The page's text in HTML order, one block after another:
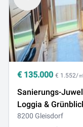
€ 135.000 € 1.552/㎡
Sanierungs-
Loggia &
8200 Gleisdorf